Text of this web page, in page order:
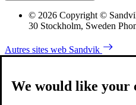
© 2026 Copyright ©
30 Stockholm, Sweden
Autres sites web Sandvik
We would like your